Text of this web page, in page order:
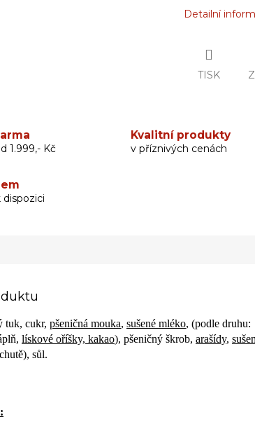
Detailní
TISK
1.999,- Kč
Kvalitní produkty
v příznivých cenách
tuk, cukr, pšeničná mouka, sušené mléko, (podle druhu:
lískové oříšky, kakao), pšeničný škrob, arašídy,
sůl.